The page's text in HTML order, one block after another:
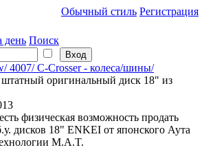
Обычный стиль Регистрация
день Поиск
4007/ C-Сrosser - колеса/шины/
оригинальный диск 18" из
физическая возможность продать
дисков 18" ENKEI от японского Аута
M.A.T.